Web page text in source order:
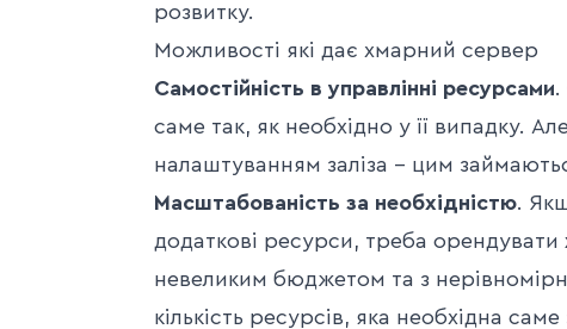
розвитку.
Можливості які дає хмарний сервер
Самостійність в управлінні ресурсами.
саме так, як необхідно у її випадку.
налаштуванням заліза – цим
Масштабованість за необхідністю.
додаткові ресурси, треба орендувати
невеликим бюджетом та з
кількість ресурсів, яка необхідна